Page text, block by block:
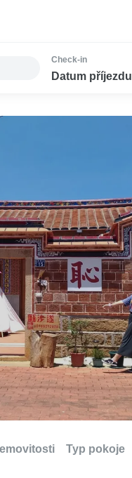
Check-in
Datum příjezdu
Typ pokoje